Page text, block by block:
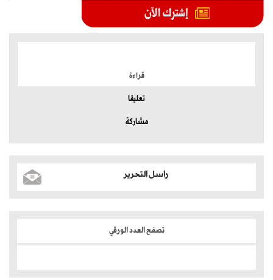
قراءة
تعليقا
مشاركة
راسل التحرير
تصفح العدد الورقي